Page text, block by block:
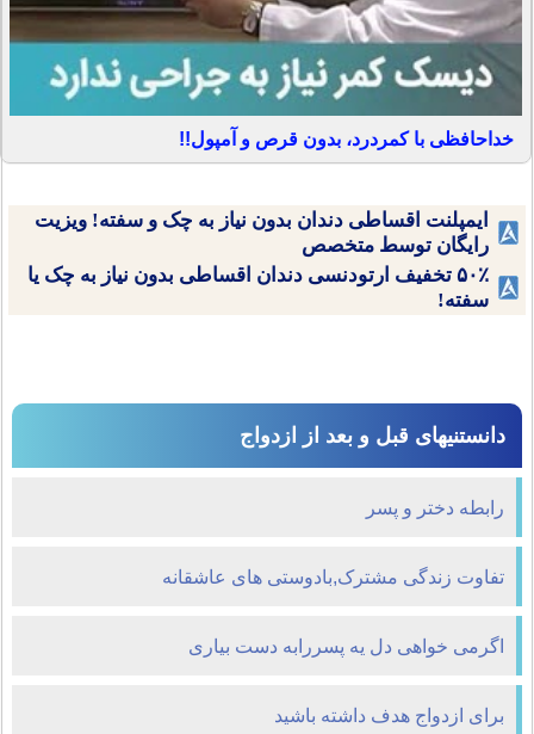
خداحافظی با کمردرد، بدون قرص و آمپول!!
ایمپلنت اقساطی دندان بدون نیاز به چک و سفته! ویزیت
رایگان توسط متخصص
۵۰٪ تخفیف ارتودنسی دندان اقساطی بدون نیاز به چک یا
سفته!
دانستنیهای قبل و بعد از ازدواج
رابطه دختر و پسر
تفاوت زندگی مشترک,بادوستی های عاشقانه
اگرمی خواهی دل یه پسررابه دست بیاری
برای ازدواج هدف داشته باشید